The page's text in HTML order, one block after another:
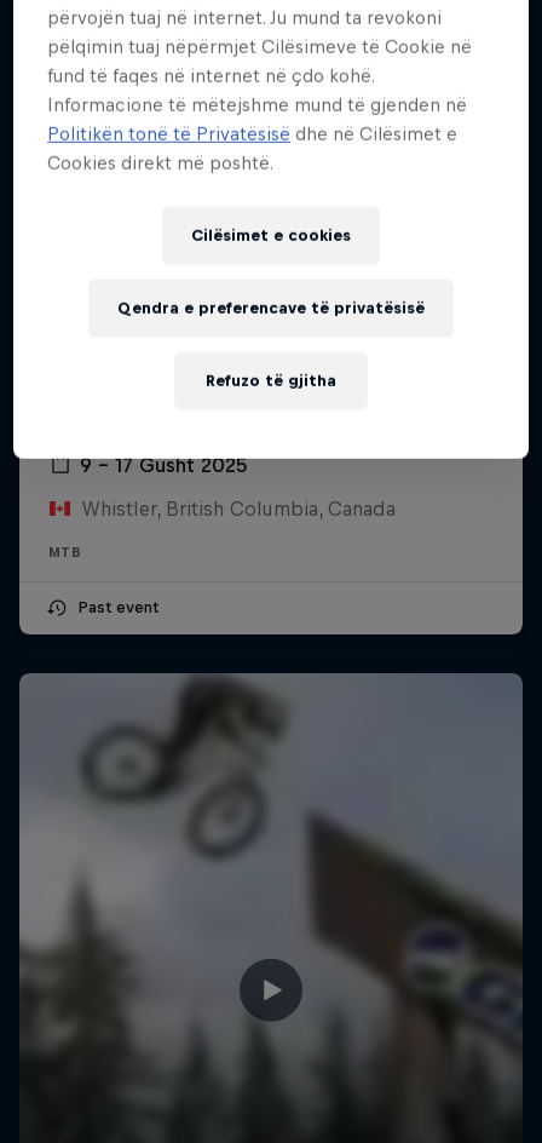
9 – 17 Gusht 2025
Whistler, British Columbia, Canada
MTB
Past event
përvojën tuaj në internet. Ju mund ta revokoni
pëlqimin tuaj nëpërmjet Cilësimeve të Cookie në
fund të faqes në internet në çdo kohë.
Informacione të mëtejshme mund të gjenden në
Politikën tonë të Privatësisë dhe në Cilësimet e
Cookies direkt më poshtë.
Cilësimet e cookies
Refuzo të gjitha
Qendra e preferencave të privatësisë